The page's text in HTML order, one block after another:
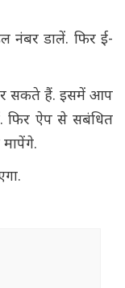
नंबर डालें. फिर ई-
सकते हैं. इसमें आप
ऐप से सबंधित